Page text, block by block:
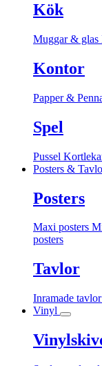
Kök
Muggar & glas
Kontor
Papper &
Spel
Pussel
Posters &
Posters
Maxi posters
posters
Tavlor
Inramade tavlor
Vinyl